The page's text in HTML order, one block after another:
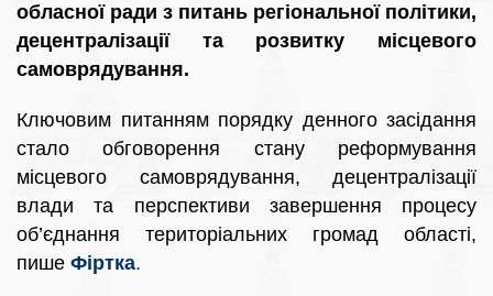
обласної ради з питань регіональної політики,
децентралізації та розвитку місцевого
самоврядування.
Ключовим питанням порядку денного засідання
стало обговорення стану реформування
місцевого самоврядування, децентралізації
влади та перспективи завершення процесу
об’єднання територіальних громад області,
пише Фіртка.